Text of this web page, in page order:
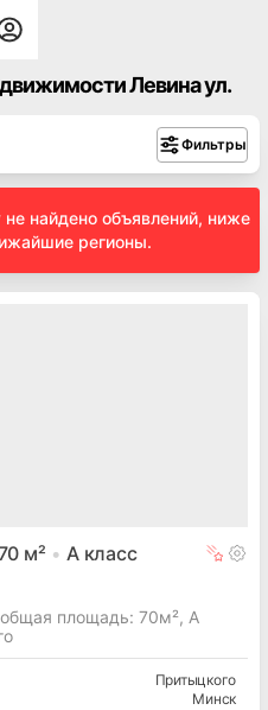
Левина ул.
Фильтры
найдено объявлений, ниже
регионы.
м² Aкласс
площадь: 70м², A
Притыцкого
Минск